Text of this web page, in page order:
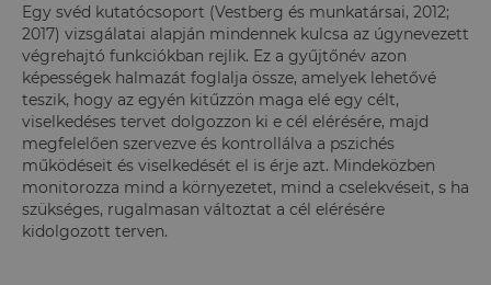
Egy svéd kutatócsoport (Vestberg és munkatársai, 2012;
2017) vizsgálatai alapján mindennek kulcsa az úgynevezett
végrehajtó funkciókban rejlik. Ez a gyűjtőnév azon
képességek halmazát foglalja össze, amelyek lehetővé
teszik, hogy az egyén kitűzzön maga elé egy célt,
viselkedéses tervet dolgozzon ki e cél elérésére, majd
megfelelően szervezve és kontrollálva a pszichés
működéseit és viselkedését el is érje azt. Mindeközben
monitorozza mind a környezetet, mind a cselekvéseit, s ha
szükséges, rugalmasan változtat a cél elérésére
kidolgozott terven.